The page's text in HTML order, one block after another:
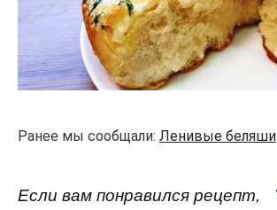
Ранее мы сообщали: Ленивые беляши
Если вам понравился рецепт,